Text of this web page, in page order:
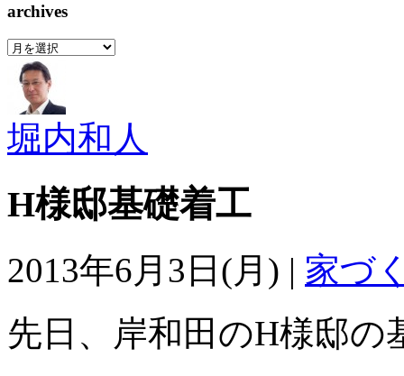
archives
archives
堀内和人
H様邸基礎着工
2013年6月3日(月) | 家づ
先日、岸和田のH様邸